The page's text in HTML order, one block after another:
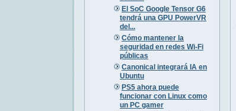
El SoC Google Tensor G6
tendrá una GPU PowerVR
del...
Cómo mantener la
seguridad en redes Wi-Fi
públicas
Canonical integrará IA en
Ubuntu
PS5 ahora puede
funcionar con Linux como
un PC gamer